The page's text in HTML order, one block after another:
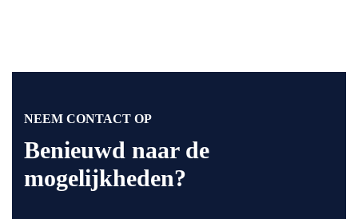
NEEM CONTACT OP
Benieuwd naar de
mogelijkheden?